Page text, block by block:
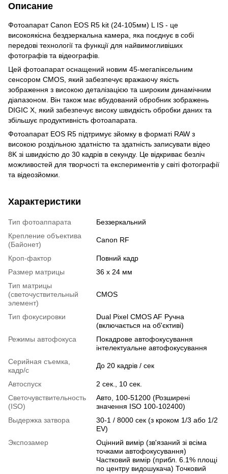
Описание
Фотоапарат Canon EOS R5 kit (24-105мм) L IS - це
високоякісна бездзеркальна камера, яка поєднує в собі
передові технології та функції для найвимогливіших
фотографів та відеографів.
Цей фотоапарат оснащений новим 45-мегапіксельним
сенсором CMOS, який забезпечує вражаючу якість
зображення з високою деталізацією та широким динамічним
діапазоном. Він також має вбудований обробник зображень
DIGIC X, який забезпечує високу швидкість обробки даних та
збільшує продуктивність фотоапарата.
Фотоапарат EOS R5 підтримує зйомку в форматі RAW з
високою роздільною здатністю та здатність записувати відео
8K зі швидкістю до 30 кадрів в секунду. Це відкриває безліч
можливостей для творчості та експериментів у світі фотографії
та відеозйомки.
Характеристики
Тип фотоаппарата
Беззеркальний
Крепление объектива
(Байонет)
Canon RF
Кроп-фактор
Повний кадр
Размер матрицы
36 х 24 мм
Тип матрицы
(светочуствительный
элемент)
CMOS
Тип фокусировки
Dual Pixel CMOS AF Ручна
(включається на об'єктиві)
Режимы автофокуса
Покадрове автофокусування
інтелектуальне автофокусування
Серийная съемка,
кадр/с
До 20 кадрів / сек
Автоспуск
2 сек., 10 сек.
Светочувствительность
(ISO)
Авто, 100-51200 (Розширені
значення ISO 100-102400)
Выдержка затвора
30-1 / 8000 сек (з кроком 1/3 або 1/2
EV)
Экспозамер
Оцінний вимір (зв'язаний зі всіма
точками автофокусування)
Частковий вимір (прибл. 6.1% площі
по центру видошукача) Точковий